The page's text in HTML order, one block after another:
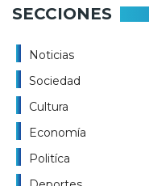
SECCIONES
Noticias
Sociedad
Cultura
Economía
Politíca